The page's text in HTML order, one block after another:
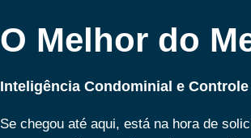
O Melhor do
Inteligência Condominial e
Se chegou até aqui, está na hora de